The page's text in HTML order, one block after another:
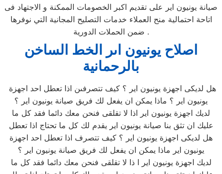
صيانة يونيون اير على تقديم اكبر الخصومات الممكنة و الاجتهاد فى
اتاحة احتمالية منح العملاء خدمات التصليح المجانية التي نوفرها
ضمن الحملات الدورية .
اصلاح يونيون اىر الخط الساخن
بالرحمانية
يونيون اير ؟ ماذا يمكن ان يفعل لك فريق صيانة يونيون اير ؟
لديك اجهزة يونيون اير اذا لا تقلقى فنحن معك دائما فقد كل ما
عليك ان تثق بنا صيانة يونيون اير يقدم لك كل ما تحتاج اذا تعطل
هل لديكى اجهزة يونيون اير ؟ كيف تتصرف اذا تعطل احد اجهزة
يونيون اير ماذا يمكن ان يفعل لك فريق صيانة يونيون اير ؟
لديك اجهزة يونيون اير ا ذا لا تقلقى فنحن معك دائما فقد كل ما